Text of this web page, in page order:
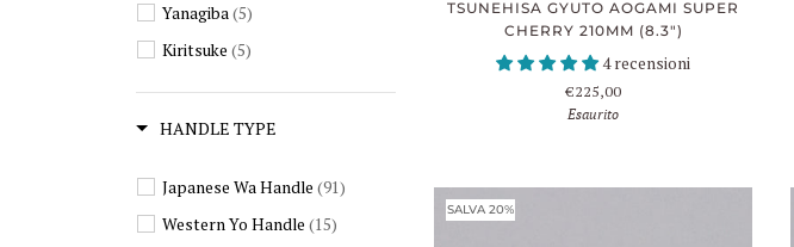
Yanagiba(5)
Kiritsuke (5)
Deba(5)
Knife Set (3)
Usuba (1)
Paring (1)
HANDLE TYPE
Japanese Wa Handle (91)
Western Yo Handle (15)
TSUNEHISA GYUTO AOGAMI SUPER
CHERRY 210MM (8.3")
4 recensioni
€225,00
Esaurito
SALVA 20%